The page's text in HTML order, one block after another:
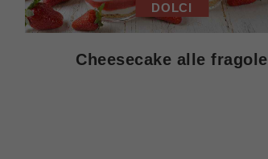
DOLCI
Cheesecake alle fragole